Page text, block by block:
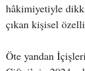
hâkimiyetiyle
çıkan kişisel
Öte yandan